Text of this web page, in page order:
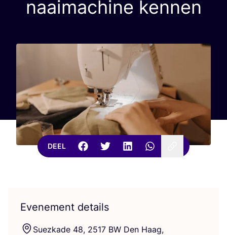
naaimachine kennen
DEEL
Evenement details
Suez­ka­de 48, 2517 BW Den Haag,